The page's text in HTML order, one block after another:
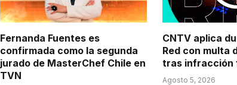
Fernanda Fuentes es
confirmada como la segunda
jurado de MasterChef Chile en
TVN
CNTV aplica
Red con multa
tras infracción
Agosto 5, 2026